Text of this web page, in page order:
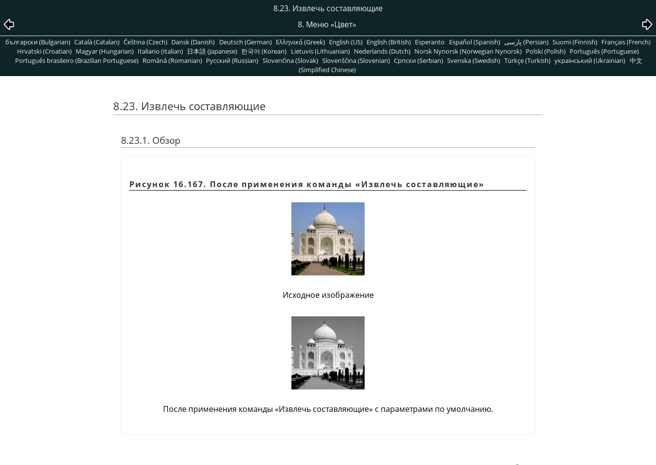
8.23. Извлечь составляющие
8. Меню «Цвет»
български (Bulgarian) Català (Catalan) Čeština (Czech) Dansk (Danish) Deutsch (German) Ελληνικά (Greek) English (US) English (British) Esperanto Español (Spanish) پارسی (Persian) Suomi (Finnish) Français (French)
Hrvatski (Croatian) Magyar (Hungarian) Italiano (Italian) 日本語 (Japanese) 한국어 (Korean) Lietuvis (Lithuanian) Nederlands (Dutch) Norsk Nynorsk (Norwegian Nynorsk) Polski (Polish) Português (Portuguese)
Português brasileiro (Brazilian Portuguese) Română (Romanian) Pусский (Russian) Slovenčina (Slovak) Slovenščina (Slovenian) Српски (Serbian) Svenska (Swedish) Türkçe (Turkish) український (Ukrainian) 中文
(Simplified Chinese)
8.23. Извлечь составляющие
8.23.1. Обзор
Рисунок 16.167. После применения команды «Извлечь составляющие»
Исходное изображение
После применения команды «Извлечь составляющие» с параметрами по умолчанию.